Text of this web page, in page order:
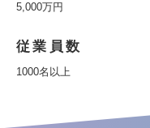
5,000万円
従業員数
1000名以上